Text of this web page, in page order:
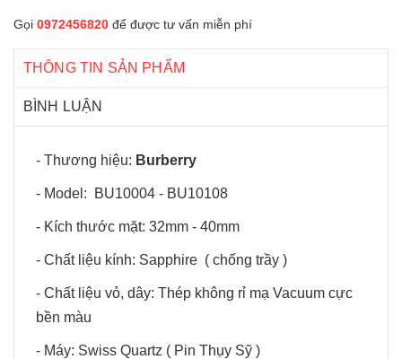
Gọi 0972456820 để được tư vấn miễn phí
THÔNG TIN SẢN PHẨM
BÌNH LUẬN
- Thương hiệu: Burberry
- Model: BU10004 - BU10108
- Kích thước mặt: 32mm - 40mm
- Chất liệu kính: Sapphire ( chống trầy )
- Chất liệu vỏ, dây: Thép không rỉ mạ Vacuum cực
bền màu
- Máy: Swiss Quartz ( Pin Thụy Sỹ )